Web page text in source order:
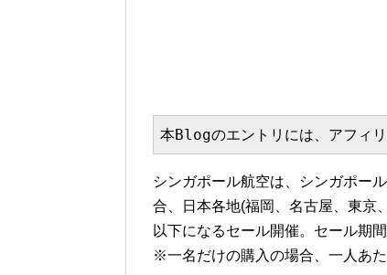
本Blogのエントリには、アフィリ
シンガポール航空は、シンガポー
合、日本各地(福岡、名古屋、東京
以下になるセール開催。セール期
※一名だけの購入の場合、一人あた